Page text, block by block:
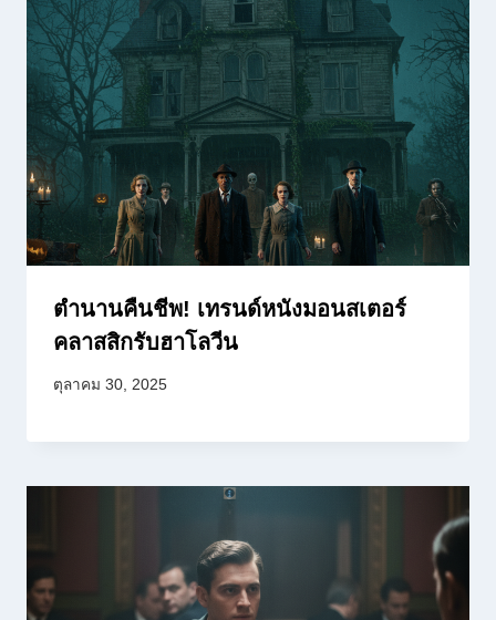
ตำนานคืนชีพ! เทรนด์หนังมอนสเตอร์
คลาสสิกรับฮาโลวีน
ตุลาคม 30, 2025